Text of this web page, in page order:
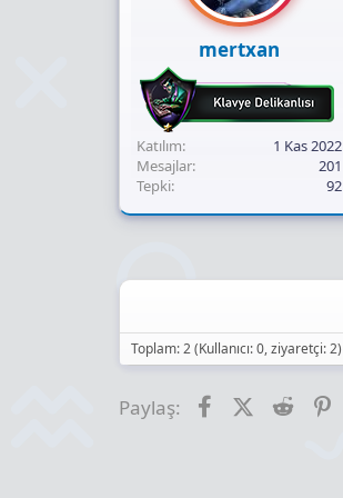
mertxan
Katılım
1 Kas 2022
Mesajlar
201
Tepki
92
Toplam: 2 (Kullanıcı: 0, ziyaretçi: 2)
Paylaş: FacebookX (Twitter)
Reddit